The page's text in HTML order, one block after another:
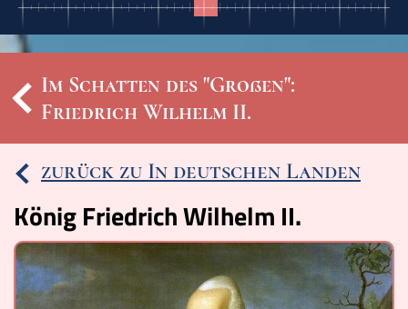
Termine
Schulmaterialien
Ereignisse
Lucys Wissensbox
Karte
Quiz
Im Schatten des "Großen":
Friedrich Wilhelm II.
zurück zu In deutschen Landen
König Friedrich Wilhelm II.